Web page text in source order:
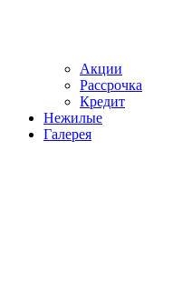
Акции
Рассрочка
Кредит
Нежилые
Галерея